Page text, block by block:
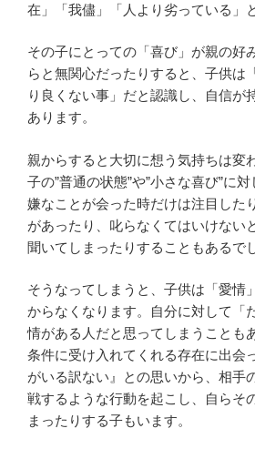
在」「我儘」「人より劣っている」
その子にとっての「喜び」が親の好
らと無関心だったりすると、子供は
り良くない事」だと認識し、自信が
あります。
親からすると大切に想う気持ちは変
子の”普通の状態”や”小さな喜び”に対
嫌なことが会った時だけは注目した
があったり、叱らなくてはいけない
聞いてしまったりすることもあるで
そうなってしまうと、子供は「愛情
からなくなります。自分に対して「
情がある人だと思ってしまうことも
条件に受け入れてくれる存在に出会
がいる訳ない』との思いから、相手
戦するような行動を起こし、自らそ
まったりする子もいます。